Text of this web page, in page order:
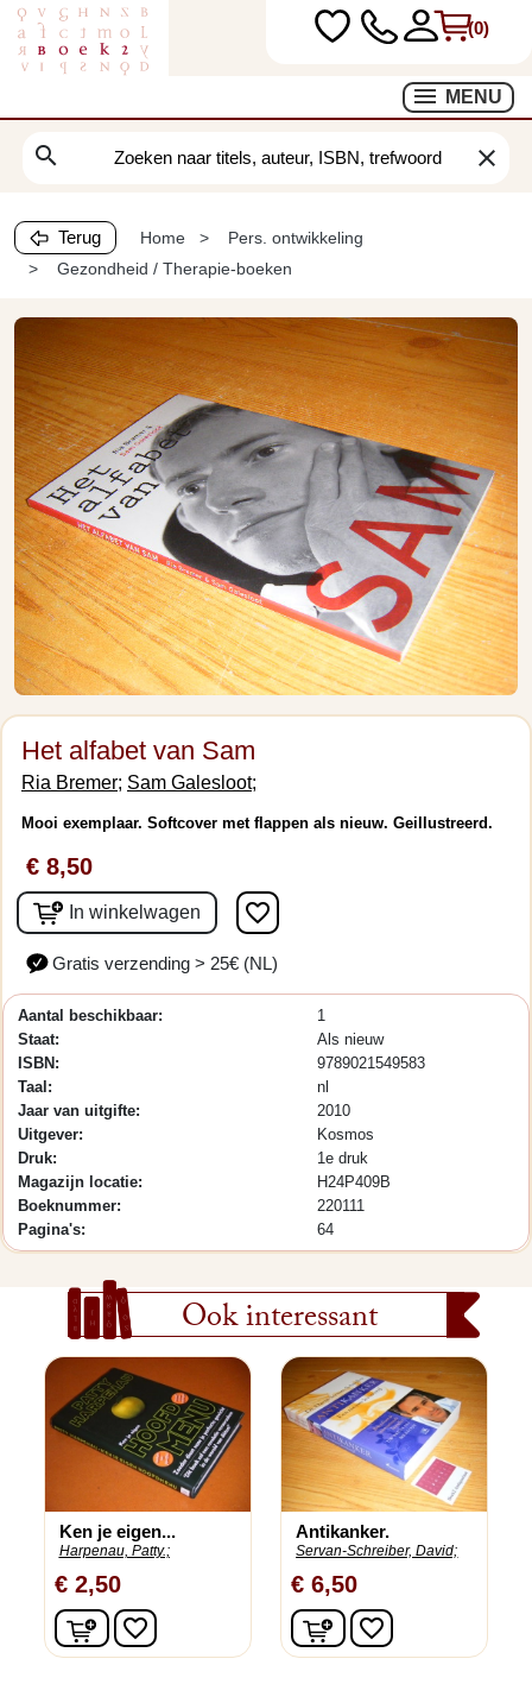
(0)
MENU
search clear
Terug Home
Pers. ontwikkeling
Gezondheid / Therapie-boeken
Het alfabet van Sam
Ria Bremer; Sam Galesloot;
Mooi exemplaar. Softcover met flappen als nieuw. Geillustreerd.
€ 8,50
In winkelwagen favorite_border
Gratis verzending > 25€ (NL)
Aantal beschikbaar:
1
Staat:
Als nieuw
ISBN:
9789021549583
Taal:
nl
Jaar van uitgifte:
2010
Uitgever:
Kosmos
Druk:
1e druk
Magazijn locatie:
H24P409B
Boeknummer:
220111
Pagina's:
64
Ook interessant
Ken je eigen...
Harpenau, Patty.;
€ 2,50
In winkelwagen
favorite_border
Antikanker.
Servan-Schreiber, David;
€ 6,50
In winkelwagen
favorite_border